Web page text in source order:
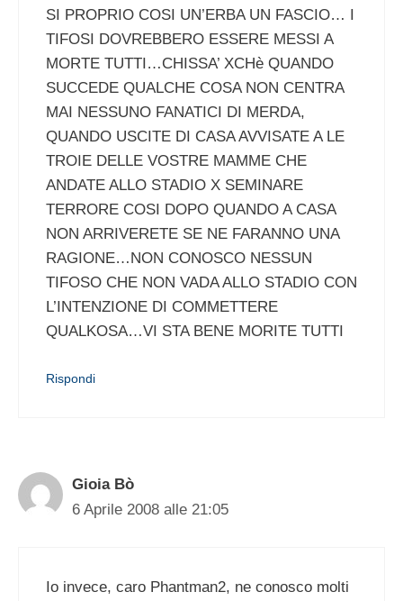
SI PROPRIO COSI UN’ERBA UN FASCIO… I
TIFOSI DOVREBBERO ESSERE MESSI A
MORTE TUTTI…CHISSA’ XCHè QUANDO
SUCCEDE QUALCHE COSA NON CENTRA
MAI NESSUNO FANATICI DI MERDA,
QUANDO USCITE DI CASA AVVISATE A LE
TROIE DELLE VOSTRE MAMME CHE
ANDATE ALLO STADIO X SEMINARE
TERRORE COSI DOPO QUANDO A CASA
NON ARRIVERETE SE NE FARANNO UNA
RAGIONE…NON CONOSCO NESSUN
TIFOSO CHE NON VADA ALLO STADIO CON
L’INTENZIONE DI COMMETTERE
QUALKOSA…VI STA BENE MORITE TUTTI
Rispondi
Gioia Bò
6 Aprile 2008 alle 21:05
Io invece, caro Phantman2, ne conosco molti